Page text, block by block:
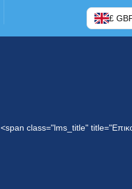
£
<span class="lms_title"